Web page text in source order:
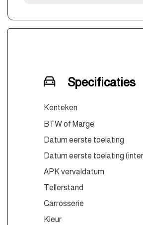
Specificaties
Kenteken
BTW of Marge
Datum eerste toelating
Datum eerste toelating
APK vervaldatum
Tellerstand
Carrosserie
Kleur